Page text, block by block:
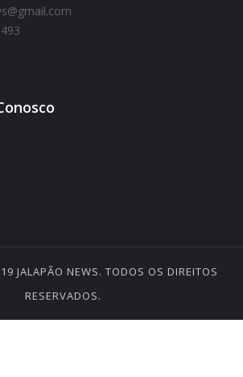
JALAPÃO NEWS. TODOS OS DIREITOS
RESERVADOS.